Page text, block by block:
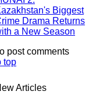
Biggest
Drama Returns
a New Season
post comments
top
Articles